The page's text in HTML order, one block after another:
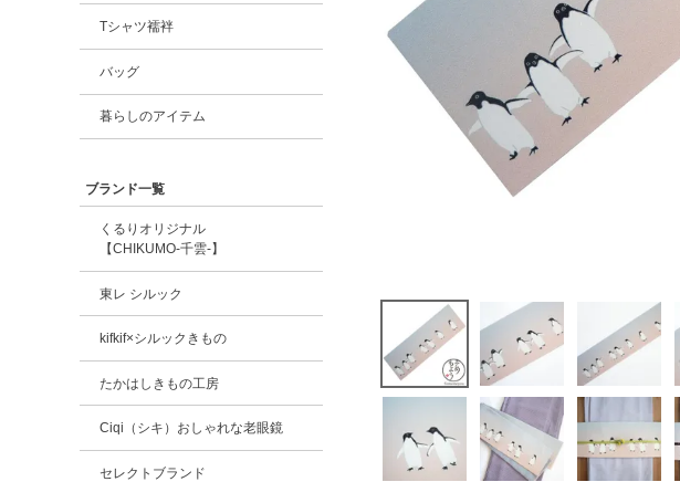
Tシャツ襦袢
バッグ
暮らしのアイテム
ブランド一覧
くるりオリジナル
【CHIKUMO-千雲-】
東レ シルック
kifkif×シルックきもの
たかはしきもの工房
Ciqi（シキ）おしゃれな老眼鏡
セレクトブランド